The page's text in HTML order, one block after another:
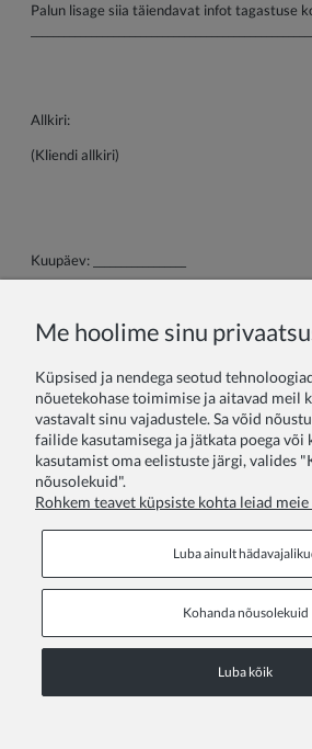
Palun lisage siia täiendavat infot tagastuse
Allkiri:
(Kliendi allkiri)
Kuupäev: _________________
kontaktivormi kaudu aadressil info@
Oleme teie käsutuses.
ZOYA Fashion - Tüdrukute kleidid, laste
tüdrukute pidulikud kleidid ideaalne
ballide, pulmade, väikeste
ristimise jaoks.
Me hoolime sinu
Küpsised ja nendega seotud
nõuetekohase toimimise ja aitavad meil
vastavalt sinu vajadustele. Sa võid
failide kasutamisega ja jätkata poega või
kasutamist oma eelistuste järgi, valides
nõusolekuid".
Rohkem teavet küpsiste kohta leiad
Luba ainult
Kohanda nõusolekuid
Luba kõik